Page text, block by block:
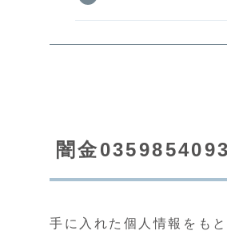
闇金
手に入れた個人情報をも